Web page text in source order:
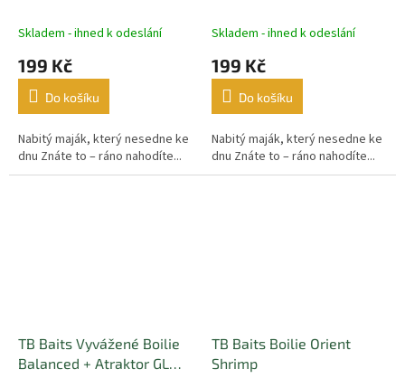
Skladem - ihned k odeslání
199 Kč
Do košíku
Nabitý maják, který nesedne ke
dnu Znáte to – ráno nahodíte...
Skladem - ihned k odeslání
199 Kč
Do košíku
Nabitý maják, který nesedne ke
dnu Znáte to – ráno nahodíte...
TB Baits Vyvážené Boilie
Balanced + Atraktor GLM
TB Baits Boilie Orient
Shrimp